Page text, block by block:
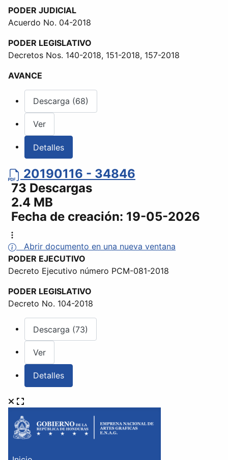
PODER JUDICIAL
Acuerdo No. 04-2018
PODER LEGISLATIVO
Decretos Nos. 140-2018, 151-2018, 157-2018
AVANCE
Descarga (68)
Ver
Detalles
20190116 - 34846
73 Descargas
2.4 MB
Fecha de creación: 19-05-2026
Abrir documento en una nueva ventana
PODER EJECUTIVO
Decreto Ejecutivo número PCM-081-2018
PODER LEGISLATIVO
Decreto No. 104-2018
Descarga (73)
Ver
Detalles